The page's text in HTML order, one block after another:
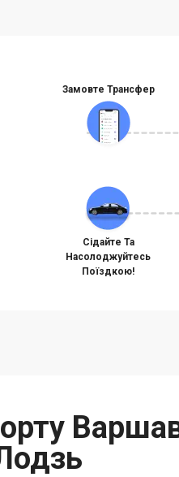
Замовте Трансфер
Сідайте Та
Насолоджуйтесь
Поїздкою!